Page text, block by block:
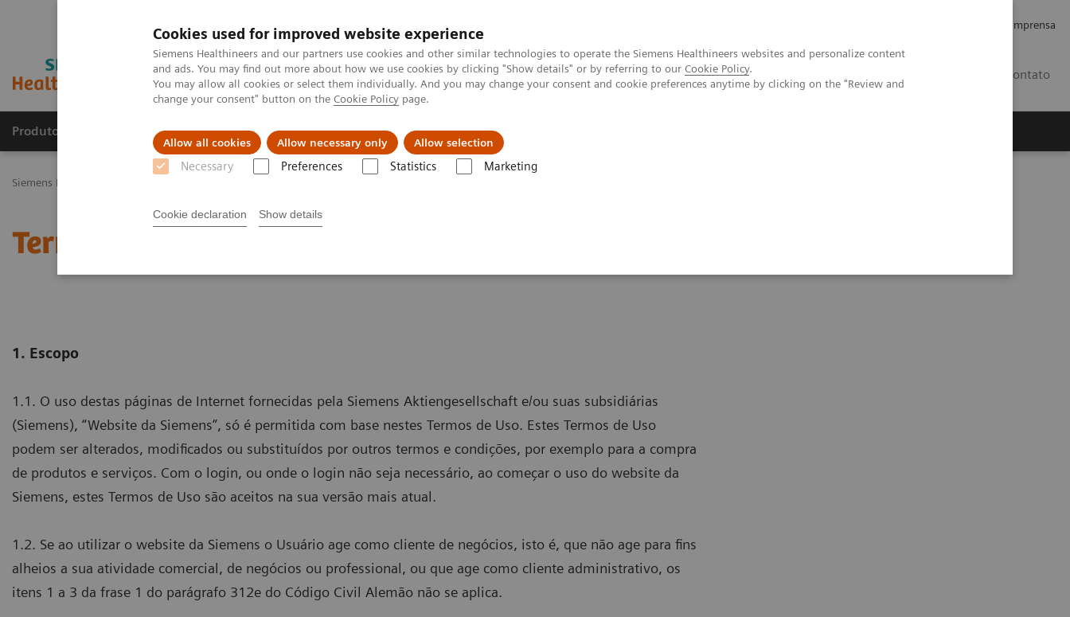
Cookies used for improved website experience
Siemens Healthineers and our partners use cookies and other similar technologies to operate the Siemens Healthineers websites and personalize content
and ads. You may find out more about how we use cookies by clicking "Show details" or by referring to our Cookie Policy.
You may allow all cookies or select them individually. And you may change your consent and cookie preferences anytime by clicking on the "Review and
change your consent" button on the Cookie Policy page.
Allow all cookies Allow necessary only Allow selection
Necessary Preferences Statistics Marketing
Cookie declaration Show details
Imprensa
Contato
Produtos e serviços Especialidades Clínicas e Patologias Serviços de pós-venda
Siemens Healthineers Brasil
Termos de Uso
1. Escopo
1.1. O uso destas páginas de Internet fornecidas pela Siemens Aktiengesellschaft e/ou suas subsidiárias
(Siemens), “Website da Siemens”, só é permitida com base nestes Termos de Uso. Estes Termos de Uso
podem ser alterados, modificados ou substituídos por outros termos e condições, por exemplo para a compra
de produtos e serviços. Com o login, ou onde o login não seja necessário, ao começar o uso do website da
Siemens, estes Termos de Uso são aceitos na sua versão mais atual.
1.2. Se ao utilizar o website da Siemens o Usuário age como cliente de negócios, isto é, que não age para fins
alheios a sua atividade comercial, de negócios ou professional, ou que age como cliente administrativo, os
itens 1 a 3 da frase 1 do parágrafo 312e do Código Civil Alemão não se aplica.